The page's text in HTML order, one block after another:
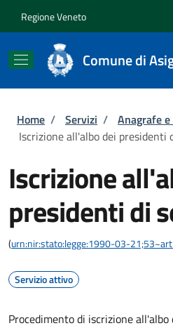
Regione Veneto
Comune di
Briciole di pane
Home / Servizi / Anagrafe
Iscrizione all'albo dei presidenti
Iscrizione
presidenti di
(urn:nir:stato:legge:1990-03-
Servizio attivo
Procedimento di iscrizione